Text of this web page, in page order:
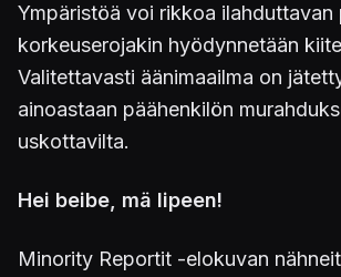
Ympäristöä voi rikkoa ilahduttavan
korkeuserojakin hyödynnetään
Valitettavasti äänimaailma on
ainoastaan päähenkilön
uskottavilta.
Hei beibe, mä lipeen!
Minority Reportit -elokuvan